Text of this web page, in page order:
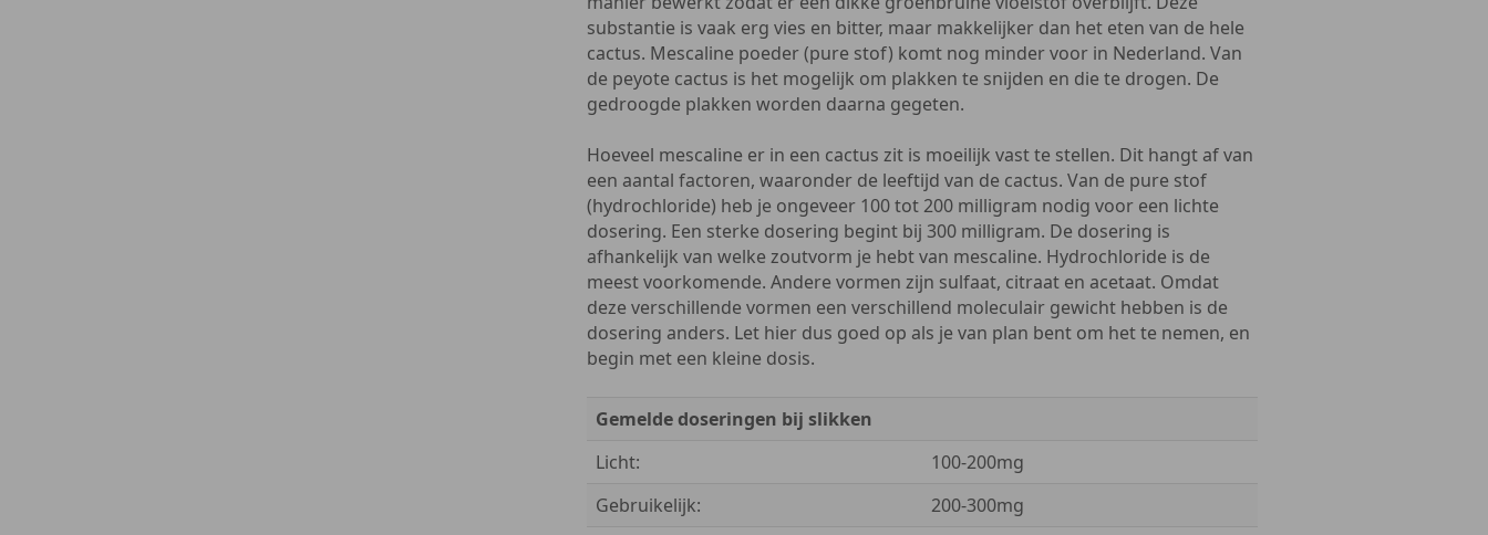
substantie is vaak erg vies en bitter, maar makkelijker dan het eten van de hele
cactus. Mescaline poeder (pure stof) komt nog minder voor in Nederland. Van
de peyote cactus is het mogelijk om plakken te snijden en die te drogen. De
gedroogde plakken worden daarna gegeten.
Hoeveel mescaline er in een cactus zit is moeilijk vast te stellen. Dit hangt af van
een aantal factoren, waaronder de leeftijd van de cactus. Van de pure stof
(hydrochloride) heb je ongeveer 100 tot 200 milligram nodig voor een lichte
dosering. Een sterke dosering begint bij 300 milligram. De dosering is
afhankelijk van welke zoutvorm je hebt van mescaline. Hydrochloride is de
meest voorkomende. Andere vormen zijn sulfaat, citraat en acetaat. Omdat
deze verschillende vormen een verschillend moleculair gewicht hebben is de
dosering anders. Let hier dus goed op als je van plan bent om het te nemen, en
begin met een kleine dosis.
Gemelde doseringen bij slikken
Licht:
100-200mg
Gebruikelijk:
200-300mg